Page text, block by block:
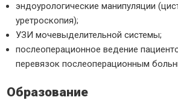
эндоурологические манипуляции
уретроскопия);
УЗИ мочевыделительной системы;
послеоперационное ведение
перевязок послеоперационным
Образование